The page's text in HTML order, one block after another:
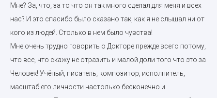
Мне? За, что, за то что он так много сделал для меня и всех
нас? И это спасибо было сказано так, как я не слышал ни от
кого из людей. Столько в нем было чувства!
Мне очень трудно говорить о Докторе прежде всего потому,
что все, что скажу не отразить и малой доли того что это за
Человек! Учёный, писатель, композитор, исполнитель,
масштаб его личности настолько бесконечно и